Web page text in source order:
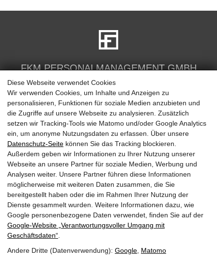
FKM PERSONALMANAGEMENT GMBH
Karl Fischer
Unterwerksiedlung 10, 5600 St. Johann im
Pongau
+43 6412 / 20 550
+43 6412 / 20 550 - 30
zentrale@fkmpersonal.at
www.fkmpersonal.at
Sitemap
Impressum & Datenschutz
Barrierefreiheit
Diese Webseite verwendet Cookies
Wir verwenden Cookies, um Inhalte und Anzeigen zu
personalisieren, Funktionen für soziale Medien anzubieten und
die Zugriffe auf unsere Webseite zu analysieren. Zusätzlich
setzen wir Tracking-Tools wie Matomo und/oder Google Analytics
ein, um anonyme Nutzungsdaten zu erfassen. Über unsere
Datenschutz-Seite können Sie das Tracking blockieren.
Außerdem geben wir Informationen zu Ihrer Nutzung unserer
Webseite an unsere Partner für soziale Medien, Werbung und
Analysen weiter. Unsere Partner führen diese Informationen
möglicherweise mit weiteren Daten zusammen, die Sie
bereitgestellt haben oder die im Rahmen Ihrer Nutzung der
Dienste gesammelt wurden. Weitere Informationen dazu, wie
Google personenbezogene Daten verwendet, finden Sie auf der
Google‑Website „Verantwortungsvoller Umgang mit
Geschäftsdaten“
Andere Dritte (Datenverwendung): Google Matomo